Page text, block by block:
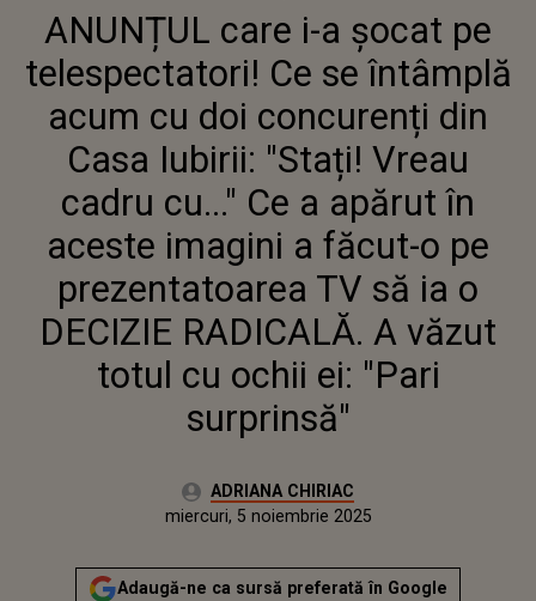
TELESPECTATORI! CE SE
ÎNTÂMPLĂ ACUM CU DOI
CONCURENȚI DIN CASA IUBIRII:
"STAȚI! VREAU CADRU CU..." CE A
APĂRUT ÎN ACESTE IMAGINI A
FĂCUT-O PE PREZENTATOAREA
TV SĂ IA O DECIZIE RADICALĂ. A
VĂZUT TOTUL CU OCHII EI: "PARI
SURPRINSĂ"
ANUNȚUL care i-a șocat pe
telespectatori! Ce se întâmplă
acum cu doi concurenți din
Casa Iubirii: "Stați! Vreau
cadru cu..." Ce a apărut în
aceste imagini a făcut-o pe
prezentatoarea TV să ia o
DECIZIE RADICALĂ. A văzut
totul cu ochii ei: "Pari
surprinsă"
Autor:ADRIANA CHIRIAC
miercuri, 5 noiembrie 2025
Actualizat:
miercuri, 5 noiembrie 2025
Adaugă-ne ca sursă preferată în Google